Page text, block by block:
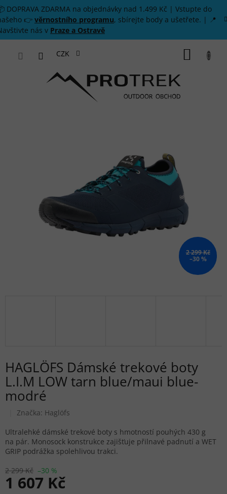
Přejít na obsah
DOPRAVA ZDARMA na objednávky nad 1.499 Kč | Vstupte do
👉 věrnostního programu, sbírejte body a ušetřete. | 📍
nás v Praze a Ostravě
CZK
2 299 Kč
–30 %
HAGLÖFS Dámské trekové boty
L.I.M LOW tarn blue/maui blue-
modré
Značka: Haglöfs
2 299 Kč –30 %
1 607 Kč
Ultralehké dámské trekové boty s hmotností pouhých 430 g
na pár. Monosock konstrukce zajišťuje přilnavé padnutí a WET
GRIP podrážka spolehlivou trakci.